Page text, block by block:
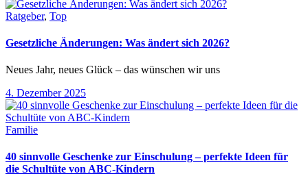
Ratgeber, Top
Gesetzliche Änderungen: Was ändert sich 2026?
Neues Jahr, neues Glück – das wünschen wir uns
4. Dezember 2025
Familie
40 sinnvolle Geschenke zur Einschulung – perfekte Ideen für
die Schultüte von ABC-Kindern